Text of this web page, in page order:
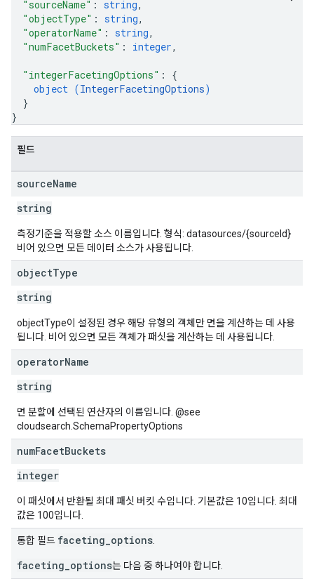
"sourceName" : string,
"objectType" : string,
"operatorName" : string,
"numFacetBuckets" : integer,
"integerFacetingOptions" : {
object (IntegerFacetingOptions)
}
}
필드
sourceName
string
측정기준을 적용할 소스 이름입니다. 형식: datasources/{sourceId}
비어 있으면 모든 데이터 소스가 사용됩니다.
objectType
string
objectType이 설정된 경우 해당 유형의 객체만 면을 계산하는 데 사용
됩니다. 비어 있으면 모든 객체가 패싯을 계산하는 데 사용됩니다.
operatorName
string
면 분할에 선택된 연산자의 이름입니다. @see
cloudsearch.SchemaPropertyOptions
numFacetBuckets
integer
이 패싯에서 반환될 최대 패싯 버킷 수입니다. 기본값은 10입니다. 최대
값은 100입니다.
통합 필드 faceting_options
faceting_options는 다음 중 하나여야 합니다.